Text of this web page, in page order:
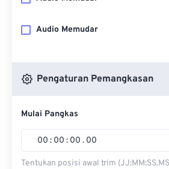
Audio Memudar
Pengaturan Pemangkasan
Mulai Pangkas
00 : 00 : 00 . 00
Tentukan posisi awal trim